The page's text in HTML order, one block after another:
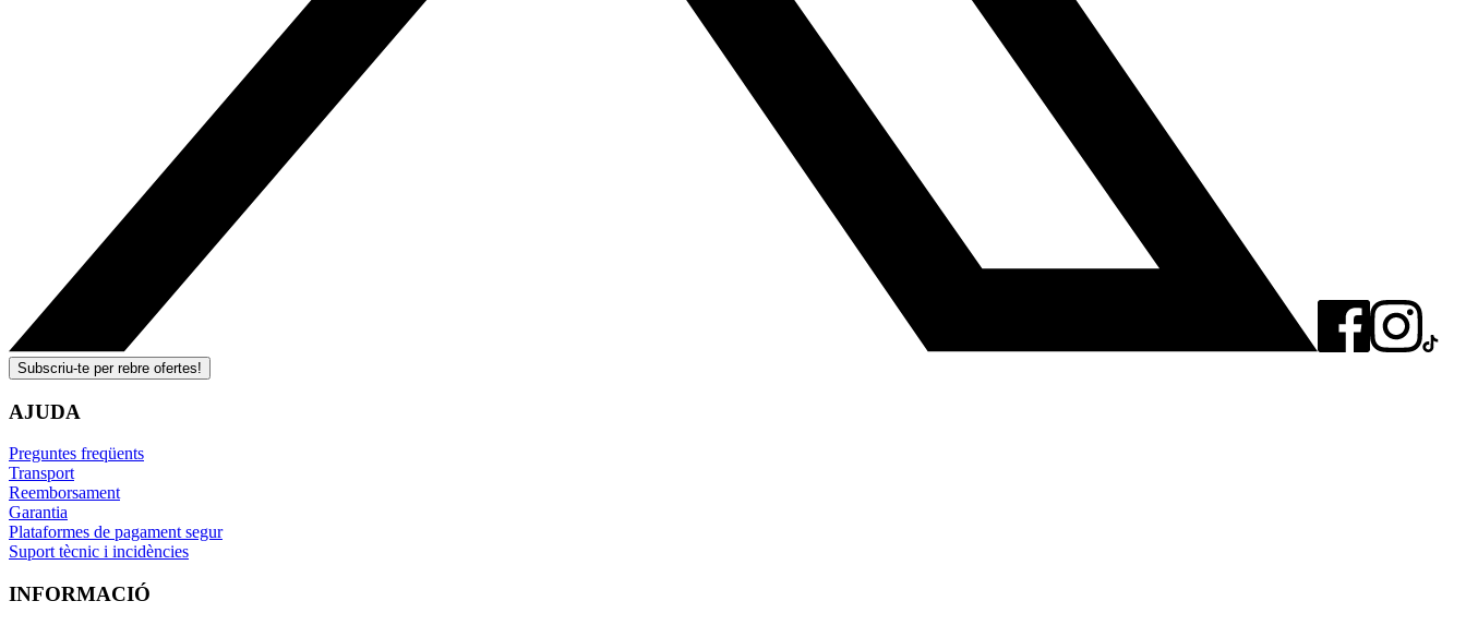
Subscriu-te per rebre ofertes!
AJUDA
Preguntes freqüents
Transport
Reemborsament
Garantia
Plataformes de pagament segur
Suport tècnic i incidències
INFORMACIÓ